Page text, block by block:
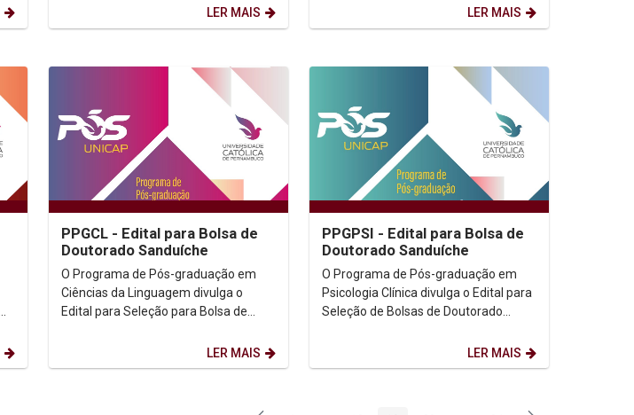
LER MAIS
Informamos que a seleção...LER MAIS
PPGCL - Edital para Bolsa de
Doutorado Sanduíche
O Programa de Pós-graduação em
Ciências da Linguagem divulga o
Edital para Seleção para Bolsa de
LER MAIS
PPGPSI - Edital para Bolsa de
Doutorado Sanduíche
O Programa de Pós-graduação em
Psicologia Clínica divulga o Edital para
Seleção de Bolsas de Doutorado
LER MAIS